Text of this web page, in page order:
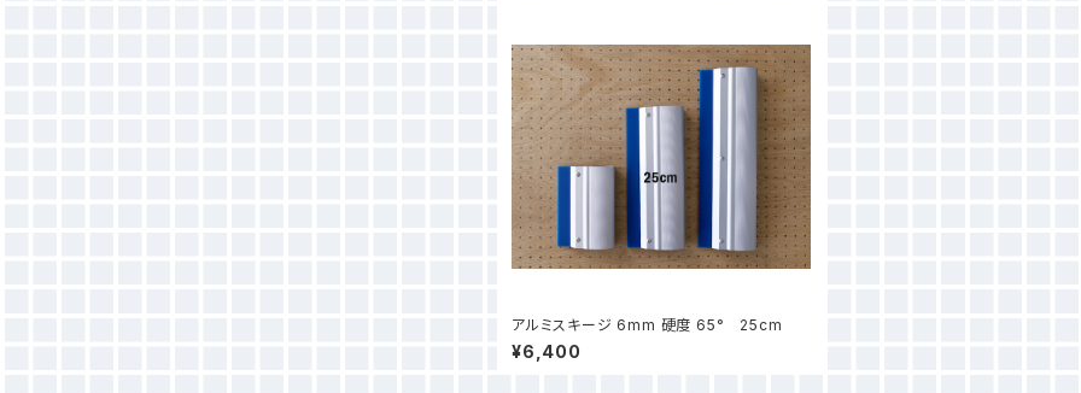
アルミスキージ 6mm 硬度 65° 25cm
¥6,400